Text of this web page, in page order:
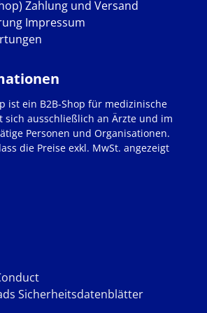
Zahlung und Versand
Impressum
Sicherheitsdatenblätter
ist ein B2B-Shop für medizinische
sich ausschließlich an Ärzte und im
Personen und Organisationen.
die Preise exkl. MwSt. angezeigt